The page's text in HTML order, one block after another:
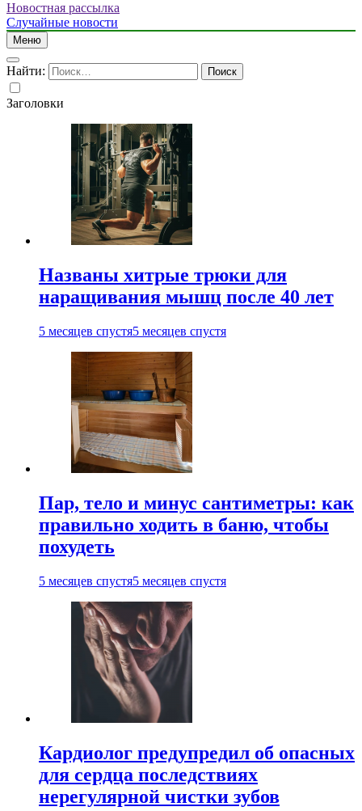
Новостная рассылка
Случайные новости
Меню
Найти:
Заголовки
Названы хитрые трюки для
наращивания мышц после 40 лет
5 месяцев спустя5 месяцев спустя
Пар, тело и минус сантиметры: как
правильно ходить в баню, чтобы
похудеть
5 месяцев спустя5 месяцев спустя
Кардиолог предупредил об опасных
для сердца последствиях
нерегулярной чистки зубов